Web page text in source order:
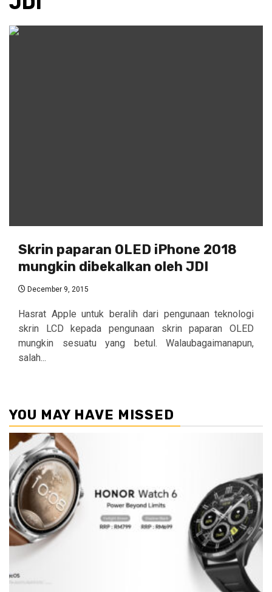
Skrin paparan OLED iPhone 2018
mungkin dibekalkan oleh JDI
December 9, 2015
Hasrat Apple untuk beralih dari pengunaan teknologi
skrin LCD kepada pengunaan skrin paparan OLED
mungkin sesuatu yang betul. Walaubagaimanapun,
salah...
YOU MAY HAVE MISSED